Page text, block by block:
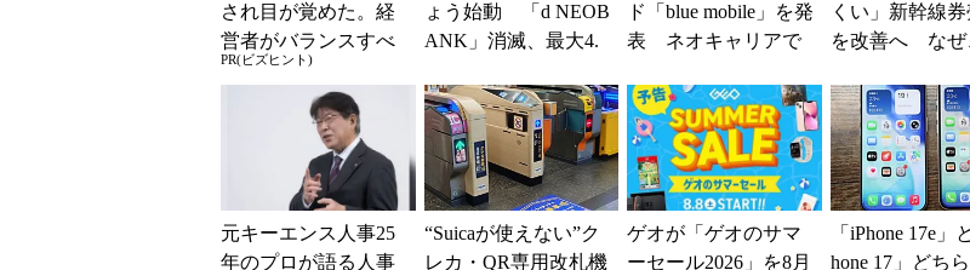
され目が覚めた。経
営者がバランスすべ
き2つの背反
PR(ビズヒント)
ょう始動 「d NEOB
ANK」消滅、最大4.
解説
ド「blue mobile」を発
表 ネオキャリアで
くい」新幹線
を改善へ なぜ
の最短1分購入
現？
元キーエンス人事25
年のプロが語る人事
“Suicaが使えない”ク
レカ・QR専用改札機
ゲオが「ゲオのサマ
ーセール2026」を8月
「iPhone 17e」
hone 17」どち